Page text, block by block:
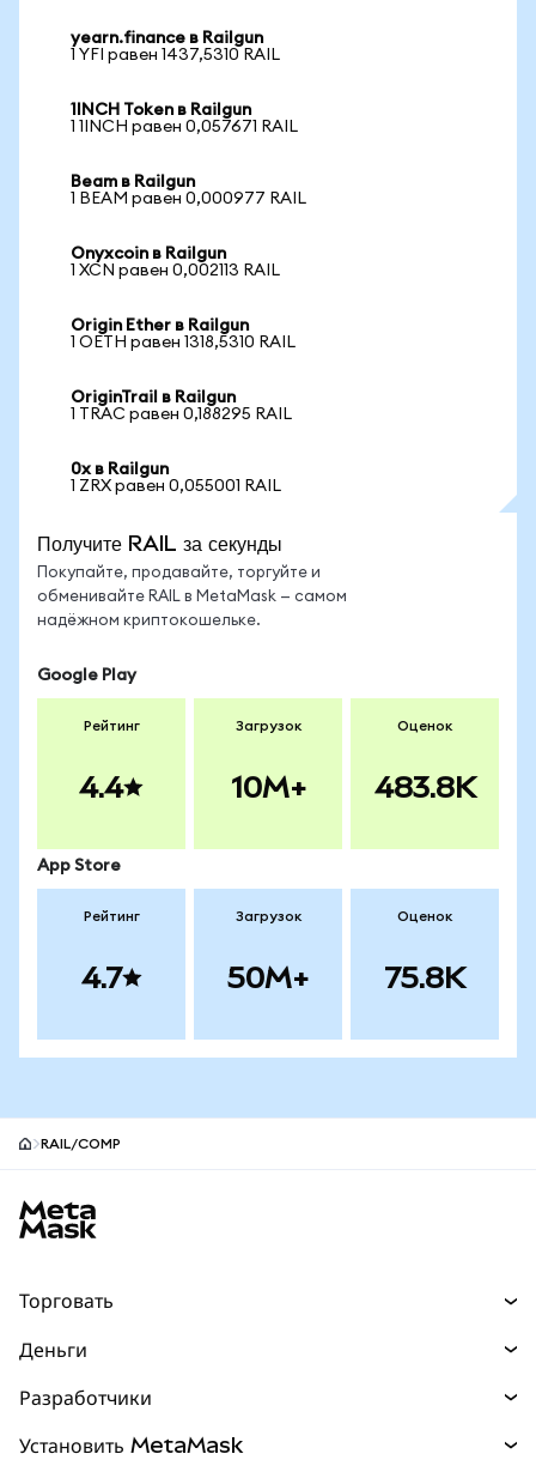
yearn.finance в Railgun
1 YFI равен 1437,5310 RAIL
1INCH Token в Railgun
1 1INCH равен 0,057671 RAIL
Beam в Railgun
1 BEAM равен 0,000977 RAIL
Onyxcoin в Railgun
1 XCN равен 0,002113 RAIL
Origin Ether в Railgun
1 OETH равен 1318,5310 RAIL
OriginTrail в Railgun
1 TRAC равен 0,188295 RAIL
0x в Railgun
1 ZRX равен 0,055001 RAIL
Получите RAIL за секунды
Покупайте, продавайте, торгуйте и
обменивайте RAIL в MetaMask — самом
надёжном криптокошельке.
Google Play
Рейтинг
4.4
Загрузок
10M+
Оценок
483.8K
App Store
Рейтинг
4.7
Загрузок
50M+
Оценок
75.8K
RAIL/COMP
Торговать
Прогнозы
Перпы НОВИНКА
Деньги
Разработчики
Установить MetaMask